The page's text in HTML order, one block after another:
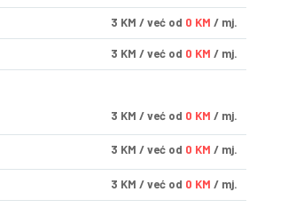
3 KM / već od 0 KM / mj.
3 KM / već od 0 KM / mj.
3 KM / već od 0 KM / mj.
3 KM / već od 0 KM / mj.
3 KM / već od 0 KM / mj.